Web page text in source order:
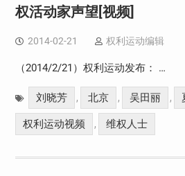
权活动家声望[视频]
2014-02-21 权利运动编辑
（2014/2/21）权利运动发布： …
刘晓芳 , 北京 , 吴田丽 ,
权利运动视频 , 维权人士